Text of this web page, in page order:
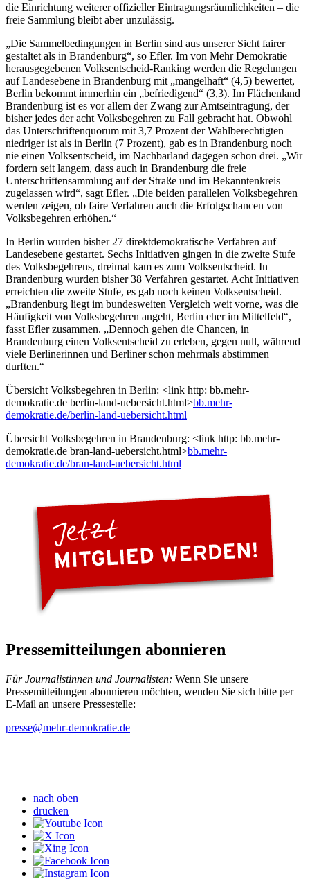
die Einrichtung weiterer offizieller Eintragungsräumlichkeiten – die
freie Sammlung bleibt aber unzulässig.
„Die Sammelbedingungen in Berlin sind aus unserer Sicht fairer
gestaltet als in Brandenburg“, so Efler. Im von Mehr Demokratie
herausgegebenen Volksentscheid-Ranking werden die Regelungen
auf Landesebene in Brandenburg mit „mangelhaft“ (4,5) bewertet,
Berlin bekommt immerhin ein „befriedigend“ (3,3). Im Flächenland
Brandenburg ist es vor allem der Zwang zur Amtseintragung, der
bisher jedes der acht Volksbegehren zu Fall gebracht hat. Obwohl
das Unterschriftenquorum mit 3,7 Prozent der Wahlberechtigten
niedriger ist als in Berlin (7 Prozent), gab es in Brandenburg noch
nie einen Volksentscheid, im Nachbarland dagegen schon drei. „Wir
fordern seit langem, dass auch in Brandenburg die freie
Unterschriftensammlung auf der Straße und im Bekanntenkreis
zugelassen wird“, sagt Efler. „Die beiden parallelen Volksbegehren
werden zeigen, ob faire Verfahren auch die Erfolgschancen von
Volksbegehren erhöhen.“
In Berlin wurden bisher 27 direktdemokratische Verfahren auf
Landesebene gestartet. Sechs Initiativen gingen in die zweite Stufe
des Volksbegehrens, dreimal kam es zum Volksentscheid. In
Brandenburg wurden bisher 38 Verfahren gestartet. Acht Initiativen
erreichten die zweite Stufe, es gab noch keinen Volksentscheid.
„Brandenburg liegt im bundesweiten Vergleich weit vorne, was die
Häufigkeit von Volksbegehren angeht, Berlin eher im Mittelfeld“,
fasst Efler zusammen. „Dennoch gehen die Chancen, in
Brandenburg einen Volksentscheid zu erleben, gegen null, während
viele Berlinerinnen und Berliner schon mehrmals abstimmen
durften.“
Übersicht Volksbegehren in Berlin: <link http: bb.mehr-
demokratie.de berlin-land-uebersicht.html>bb.mehr-
demokratie.de/berlin-land-uebersicht.html
Übersicht Volksbegehren in Brandenburg: <link http: bb.mehr-
demokratie.de bran-land-uebersicht.html>bb.mehr-
demokratie.de/bran-land-uebersicht.html
Pressemitteilungen abonnieren
Für Journalistinnen und Journalisten: Wenn Sie unsere
Pressemitteilungen abonnieren möchten, wenden Sie sich bitte per
E-Mail an unsere Pressestelle:
presse@mehr-demokratie.de
nach oben
drucken